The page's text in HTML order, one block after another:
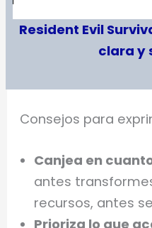
Resident Evil
clara y
Consejos para
Canjea en
antes
recursos, antes
Prioriza lo que